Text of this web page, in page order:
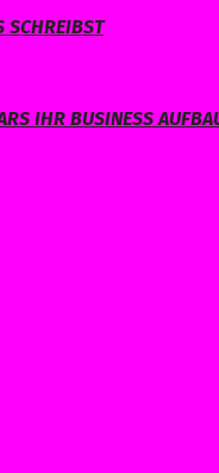
SCHREIBST
IHR BUSINESS